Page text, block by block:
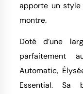
apporte un
montre.
Doté d’une
parfaitement
Automatic,
Essential. Sa